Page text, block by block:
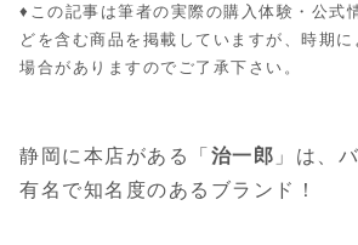
♦︎この記事は筆者の実際の購入体験・公式
どを含む商品を掲載していますが、時期
場合がありますのでご了承下さい。
静岡に本店がある「 治一郎 」は、
有名で知名度のあるブランド！